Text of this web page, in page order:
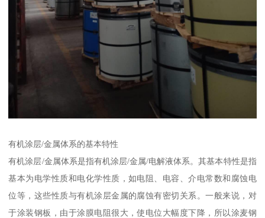
有机涂层/金属体系的基本特性
有机涂层/金属体系是指有机涂层/金属/电解液体系。其基本特性是指
基本为电学性质和电化学性质，如电阻、电容、介电常数和腐蚀电
位等，这些性质与有机涂层金属的腐蚀有密切关系。一般来说，对
于涂装钢板，由于涂膜电阻很大，使电位大幅度下降，所以涂麦钢